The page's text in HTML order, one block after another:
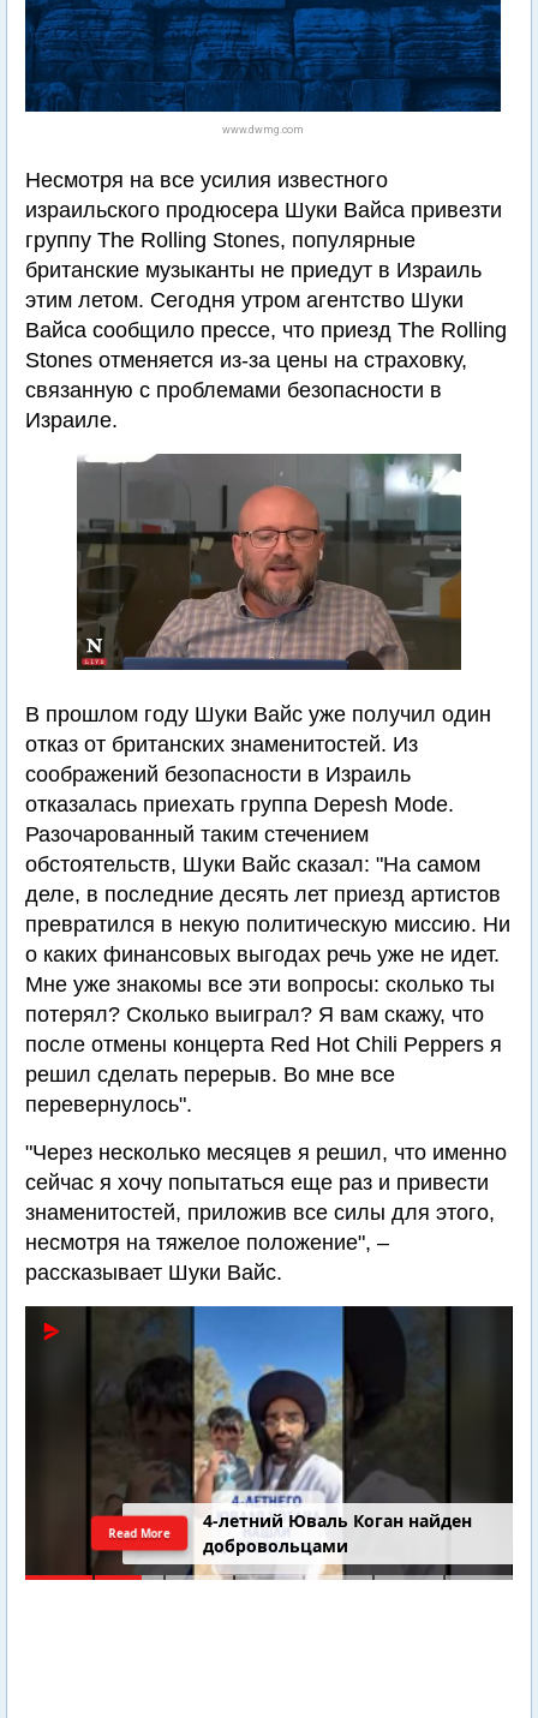
www.dwmg.com
Несмотря на все усилия известного
израильского продюсера Шуки Вайса привезти
группу The Rolling Stones, популярные
британские музыканты не приедут в Израиль
этим летом. Сегодня утром агентство Шуки
Вайса сообщило прессе, что приезд The Rolling
Stones отменяется из-за цены на страховку,
связанную с проблемами безопасности в
Израиле.
В прошлом году Шуки Вайс уже получил один
отказ от британских знаменитостей. Из
соображений безопасности в Израиль
отказалась приехать группа Depesh Mode.
Разочарованный таким стечением
обстоятельств, Шуки Вайс сказал: "На самом
деле, в последние десять лет приезд артистов
превратился в некую политическую миссию. Ни
о каких финансовых выгодах речь уже не идет.
Мне уже знакомы все эти вопросы: сколько ты
потерял? Сколько выиграл? Я вам скажу, что
после отмены концерта Red Hot Chili Peppers я
решил сделать перерыв. Во мне все
перевернулось".
"Через несколько месяцев я решил, что именно
сейчас я хочу попытаться еще раз и привести
знаменитостей, приложив все силы для этого,
несмотря на тяжелое положение", –
рассказывает Шуки Вайс.
4-летний Юваль Коган найден
добровольцами
Read More